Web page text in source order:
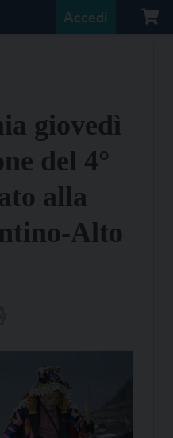
Accedi
giovedì
del 4°
alla
Alto